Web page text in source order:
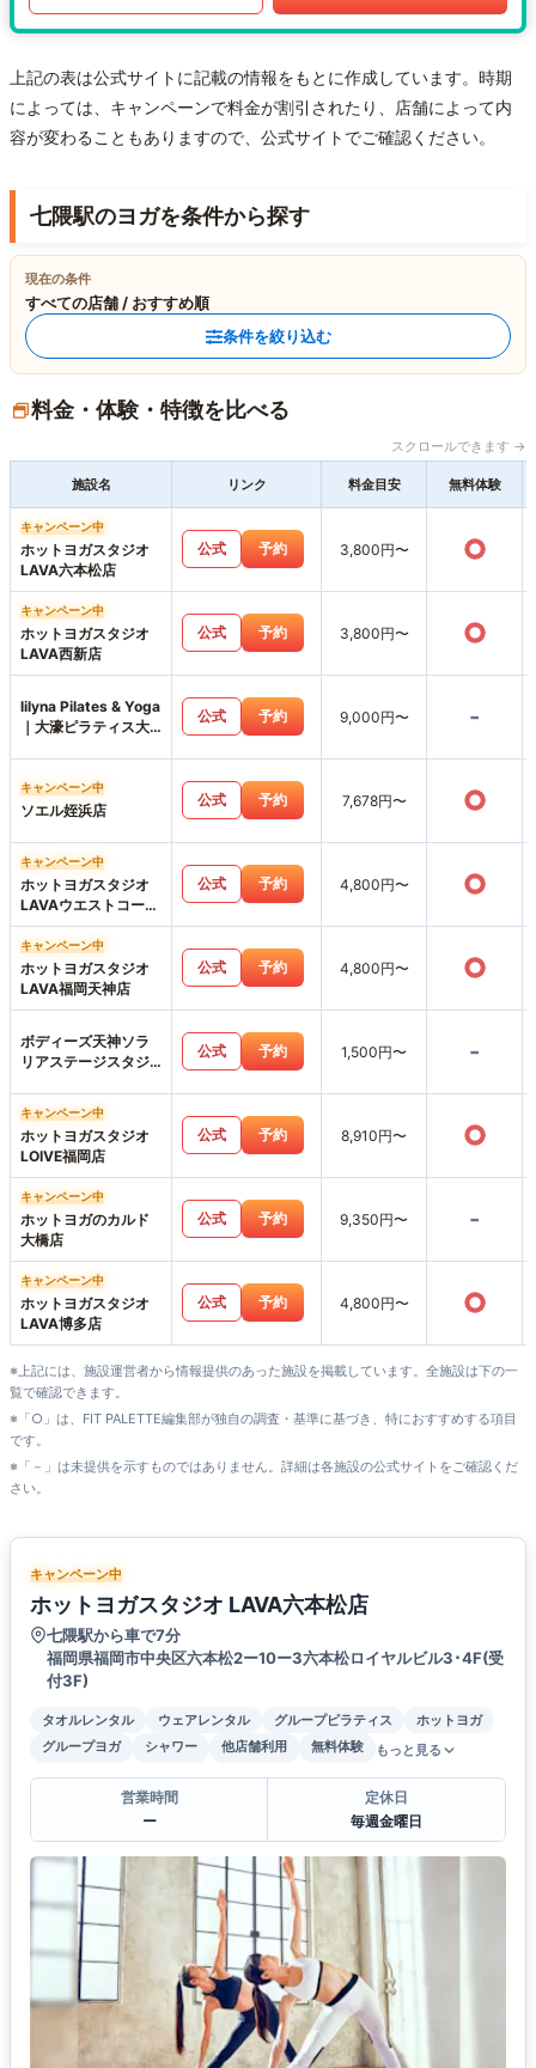
上記の表は公式サイトに記載の情報をもとに作成しています。時期
によっては、キャンペーンで料金が割引されたり、店舗によって内
容が変わることもありますので、公式サイトでご確認ください。
七隈駅のヨガを条件から探す
現在の条件
すべての店舗 / おすすめ順
条件を絞り込む
料金・体験・特徴を比べる
スクロールできます →
施設名 リンク 料金目安 無料体験
キャンペーン中
ホットヨガスタジオ
LAVA六本松店
公式 予約 3,800円〜 ○
キャンペーン中
ホットヨガスタジオ
LAVA西新店
公式 予約 3,800円〜 ○
lilyna Pilates & Yoga
｜大濠ピラティス大
公式 予約 9,000円〜 -
キャンペーン中
ソエル姪浜店
公式 予約 7,678円〜 ○
キャンペーン中
ホットヨガスタジオ
LAVAウエストコート
姪浜店
公式 予約 4,800円〜 ○
キャンペーン中
ホットヨガスタジオ
LAVA福岡天神店
公式 予約 4,800円〜 ○
ボディーズ天神ソラ
リアステージスタジ
公式 予約 1,500円〜 -
キャンペーン中
ホットヨガスタジオ
LOIVE福岡店
公式 予約 8,910円〜 ○
キャンペーン中
ホットヨガのカルド
大橋店
公式 予約 9,350円〜 -
キャンペーン中
ホットヨガスタジオ
LAVA博多店
公式 予約 4,800円〜 ○
※上記には、施設運営者から情報提供のあった施設を掲載しています。全施設は下の一
覧で確認できます。
※「○」は、FIT PALETTE編集部が独自の調査・基準に基づき、特におすすめする項目
です。
※「－」は未提供を示すものではありません。詳細は各施設の公式サイトをご確認くだ
さい。
キャンペーン中
ホットヨガスタジオ LAVA六本松店
七隈駅から車で7分
福岡県福岡市中央区六本松2ー10ー3六本松ロイヤルビル3･4F(受
付3F)
タオルレンタル ウェアレンタル グループピラティス
ホットヨガ
グループヨガ
シャワー 他店舗利用 無料体験 もっと見る
営業時間
ー
定休日
毎週金曜日